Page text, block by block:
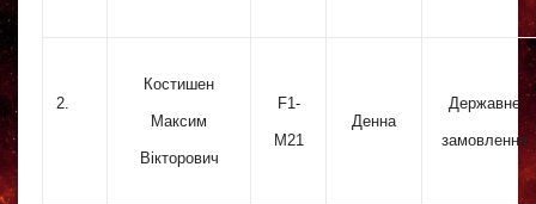
2.
Костишен
Максим
Вікторович
F1-
M21
Денна
Державне
замовлення